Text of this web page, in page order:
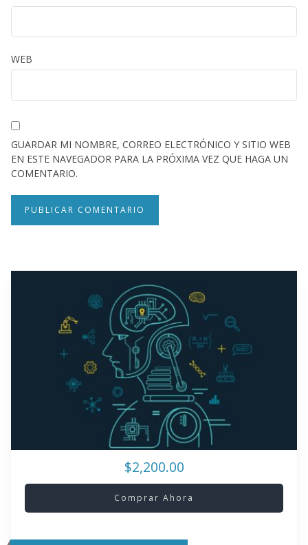
WEB
GUARDAR MI NOMBRE, CORREO ELECTRÓNICO Y SITIO WEB
EN ESTE NAVEGADOR PARA LA PRÓXIMA VEZ QUE HAGA UN
COMENTARIO.
$2,200.00
Comprar Ahora